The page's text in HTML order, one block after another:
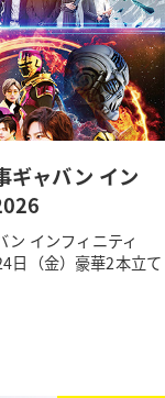
ギャバン イン
ン インフィニティ
日（金）豪華2本立て